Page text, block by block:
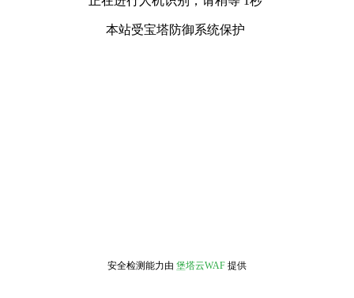
本站受宝塔防御系统保护
安全检测能力由 堡塔云WAF 提供